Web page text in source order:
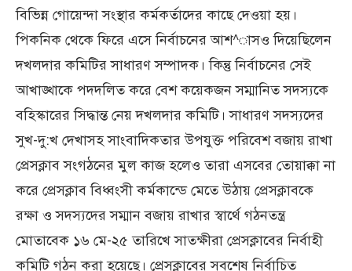
বিভিন্ন গোয়েন্দা সংস্থার কর্মকর্তাদের কাছে দেওয়া হয়।
পিকনিক থেকে ফিরে এসে নির্বাচনের আশ^াসও দিয়েছিলেন
দখলদার কমিটির সাধারণ সম্পাদক। কিন্তু নির্বাচনের সেই
আখাঙ্খাকে পদদলিত করে বেশ কয়েকজন সম্মানিত সদস্যকে
বহিস্কারের সিদ্ধান্ত নেয় দখলদার কমিটি। সাধারণ সদস্যদের
সুখ-দু:খ দেখাসহ সাংবাদিকতার উপযুক্ত পরিবেশ বজায় রাখা
প্রেসক্লাব সংগঠনের মুল কাজ হলেও তারা এসবের তোয়াক্কা না
করে প্রেসক্লাব বিধ্বংসী কর্মকান্ডে মেতে উঠায় প্রেসক্লাবকে
রক্ষা ও সদস্যদের সম্মান বজায় রাখার স্বার্থে গঠনতন্ত্র
মোতাবেক ১৬ মে-২৫ তারিখে সাতক্ষীরা প্রেসক্লাবের নির্বাহী
কমিটি গঠন করা হয়েছে। প্রেসক্লাবের সবশেষ নির্বাচিত